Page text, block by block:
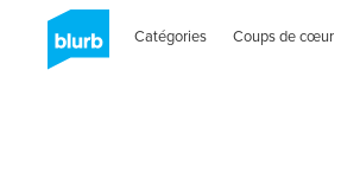
Catégories Coups de cœur